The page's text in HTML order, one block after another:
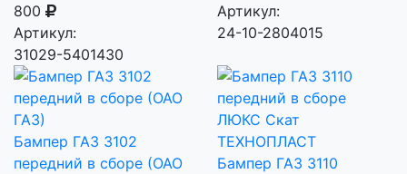
800
Артикул:
31029-5401430
Артикул:
24-10-2804015
Бампер ГАЗ 3102
передний в сборе (ОАО
Бампер ГАЗ 3110